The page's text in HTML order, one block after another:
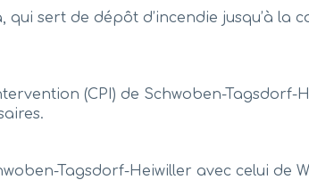
sert de dépôt d’incendie jusqu’à la
(CPI) de Schwoben-Tagsdorf-
Tagsdorf-Heiwiller avec celui de